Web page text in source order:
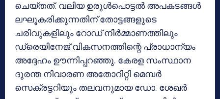
ചെയ്തത്. വലിയ ഉരുൾപൊട്ടൽ അപകടങ്ങൾ
ലഘൂകരിക്കുന്നതിന് തോട്ടങ്ങളുടെ
ചരിവുകളിലും റോഡ് നിർമ്മാണത്തിലും
ഡ്രെയിനേജ് വികസനത്തിന്റെ പ്രാധാന്യം
അദ്ദേഹം ഊന്നിപ്പറഞ്ഞു. കേരള സംസ്ഥാന
ദുരന്ത നിവാരണ അതോറിറ്റി മെമ്പർ
സെക്രട്ടറിയും തലവനുമായ ഡോ. ശേഖർ